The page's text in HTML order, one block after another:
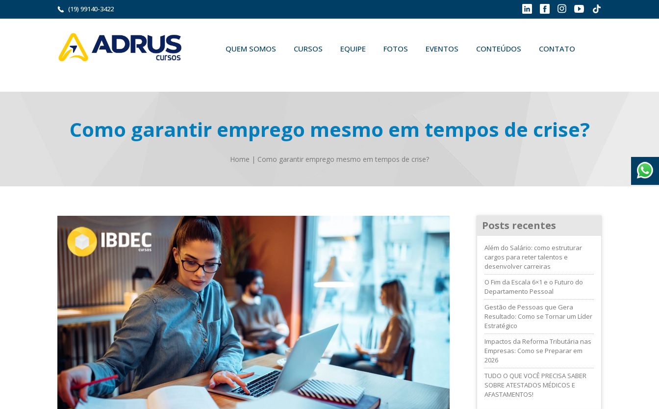
(19) 99140-3422
QUEM SOMOS CURSOS EQUIPE FOTOS EVENTOS CONTEÚDOS CONTATO
Como garantir emprego mesmo em tempos de crise?
Home | Como garantir emprego mesmo em tempos de crise?
Posts recentes
Além do Salário: como estruturar
cargos para reter talentos e
desenvolver carreiras
O Fim da Escala 6×1 e o Futuro do
Departamento Pessoal
Gestão de Pessoas que Gera
Resultado: Como se Tornar um Líder
Estratégico
Impactos da Reforma Tributária nas
Empresas: Como se Preparar em
2026
TUDO O QUE VOCÊ PRECISA SABER
SOBRE ATESTADOS MÉDICOS E
AFASTAMENTOS!